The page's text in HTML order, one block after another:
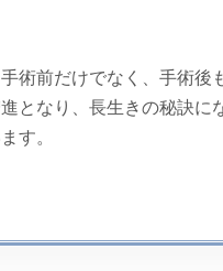
術前だけでなく、手術後
となり、長生きの秘訣に
す。